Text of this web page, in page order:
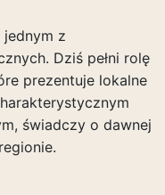
jednym z
Dziś pełni rolę
prezentuje lokalne
świadczy o dawnej